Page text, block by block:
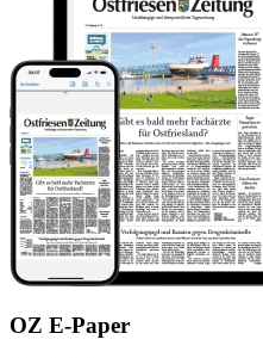
OZ E-Paper